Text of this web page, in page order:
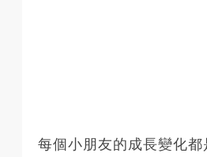
每個小朋友的成長變化